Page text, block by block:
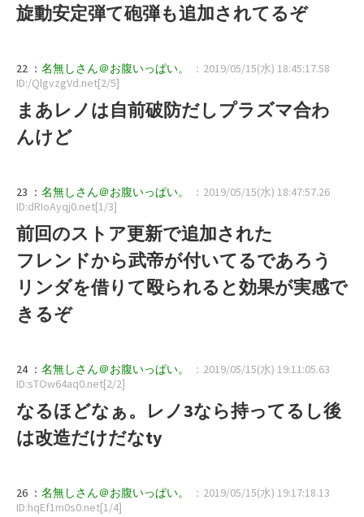
旋動安定弾て砲弾も追加されてるぞ
22 ： 名無しさん＠お腹いっぱい。
：2019/05/15(水) 18:45:17.58
ID:/QlgvzgVd.net[2/5]
まあレノは自前破防だしプラズマ合わ
んけど
23 ： 名無しさん＠お腹いっぱい。
：2019/05/15(水) 18:47:57.26
ID:dRIoAyqj0.net[1/3]
前回のストア更新で追加された
フレンドから武帝が付いてるであろう
リンダを借りて殴られると効果が実感で
きるぞ
24 ： 名無しさん＠お腹いっぱい。
：2019/05/15(水) 19:11:05.63
ID:sTOw64aq0.net[2/2]
なるほどなぁ。レノ3なら持ってるし後
は改造だけだなty
26 ： 名無しさん＠お腹いっぱい。
：2019/05/15(水) 19:17:18.13
ID:hqEf1m0s0.net[1/4]